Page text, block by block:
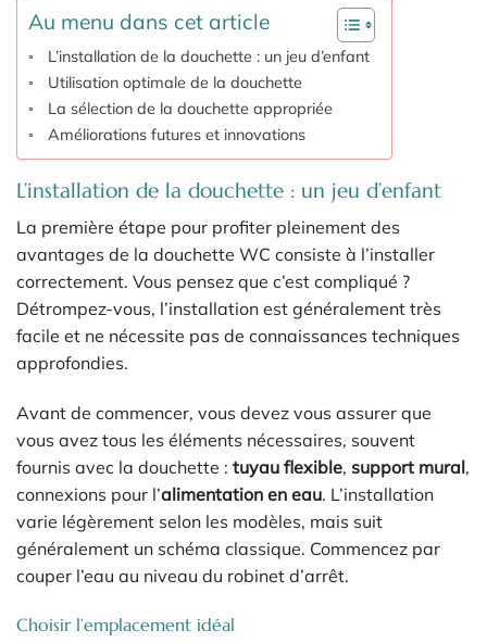
Au menu dans cet article
L’installation de la douchette : un jeu d’enfant
Utilisation optimale de la douchette
La sélection de la douchette appropriée
Améliorations futures et innovations
L’installation de la douchette : un jeu d’enfant
La première étape pour profiter pleinement des
avantages de la douchette WC consiste à l’installer
correctement. Vous pensez que c’est compliqué ?
Détrompez-vous, l’installation est généralement très
facile et ne nécessite pas de connaissances techniques
approfondies.
Avant de commencer, vous devez vous assurer que
vous avez tous les éléments nécessaires, souvent
fournis avec la douchette : tuyau flexible, support mural,
connexions pour l’alimentation en eau. L’installation
varie légèrement selon les modèles, mais suit
généralement un schéma classique. Commencez par
couper l’eau au niveau du robinet d’arrêt.
Choisir l’emplacement idéal